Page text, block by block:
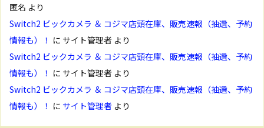
匿名 より
Switch2 ビックカメラ ＆ コジマ店頭在庫、販売速報（抽選、予約
情報も）！ に サイト管理者 より
Switch2 ビックカメラ ＆ コジマ店頭在庫、販売速報（抽選、予約
情報も）！ に サイト管理者 より
Switch2 ビックカメラ ＆ コジマ店頭在庫、販売速報（抽選、予約
情報も）！ に サイト管理者 より